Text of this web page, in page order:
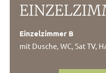
Einzelzimmer B
mit Dusche, WC, Sat TV,